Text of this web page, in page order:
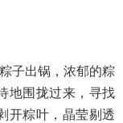
子出锅，浓郁的粽
地围拢过来，寻找
开粽叶，晶莹剔透